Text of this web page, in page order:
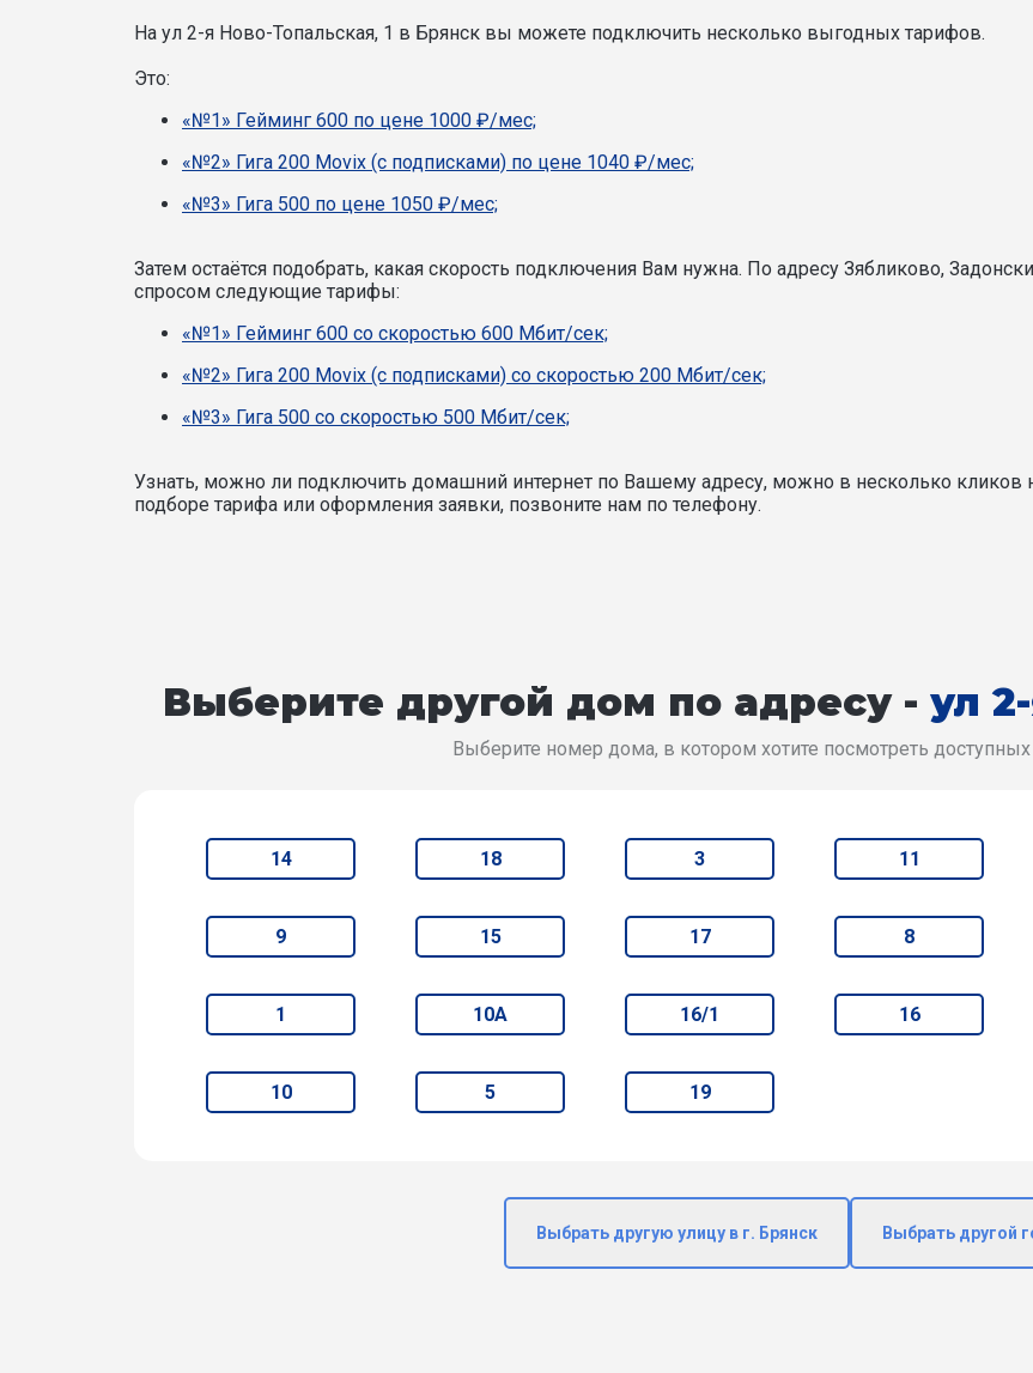
На ул 2-я Ново-Топальская, 1 в Брянск вы можете подключить несколько выгодных тарифов.
Это:
«№1» Гейминг 600 по цене 1000 ₽/мес;
«№2» Гига 200 Movix (с подписками) по цене 1040 ₽/мес;
«№3» Гига 500 по цене 1050 ₽/мес;
Затем остаётся подобрать, какая скорость подключения Вам нужна. По адресу Зябликово,
спросом следующие тарифы:
«№1» Гейминг 600 со скоростью 600 Мбит/сек;
«№2» Гига 200 Movix (с подписками) со скоростью 200 Мбит/сек;
«№3» Гига 500 со скоростью 500 Мбит/сек;
Узнать, можно ли подключить домашний интернет по Вашему адресу, можно в несколько кликов
подборе тарифа или оформления заявки, позвоните нам по телефону.
Выберите другой дом по адресу - ул
Выберите номер дома, в котором хотите посмотреть
14 18 3 11
9 15 17 8
1 10А 16/1 16
10 5 19
Выбрать другую улицу в г. Брянск Выбрать другой